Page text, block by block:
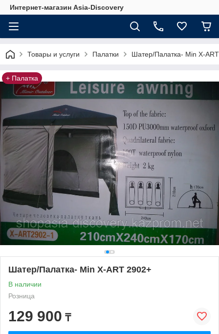
Интернет-магазин Asia-Discovery
Товары и услуги Палатки Шатер/Палатка- Min X-
+ Палатка
Шатер/Палатка- Min X-ART 2902+
В наличии
Розница
129 900 ₸